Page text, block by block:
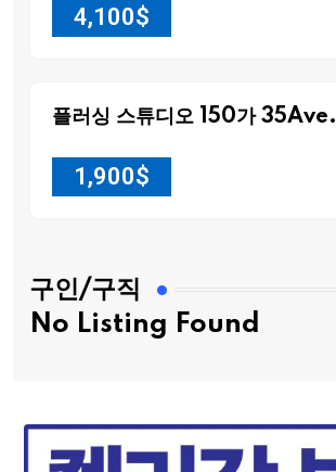
4,100$
플러싱 스튜디오 150가 35Ave.
1,900$
구인/구직
No Listing Found